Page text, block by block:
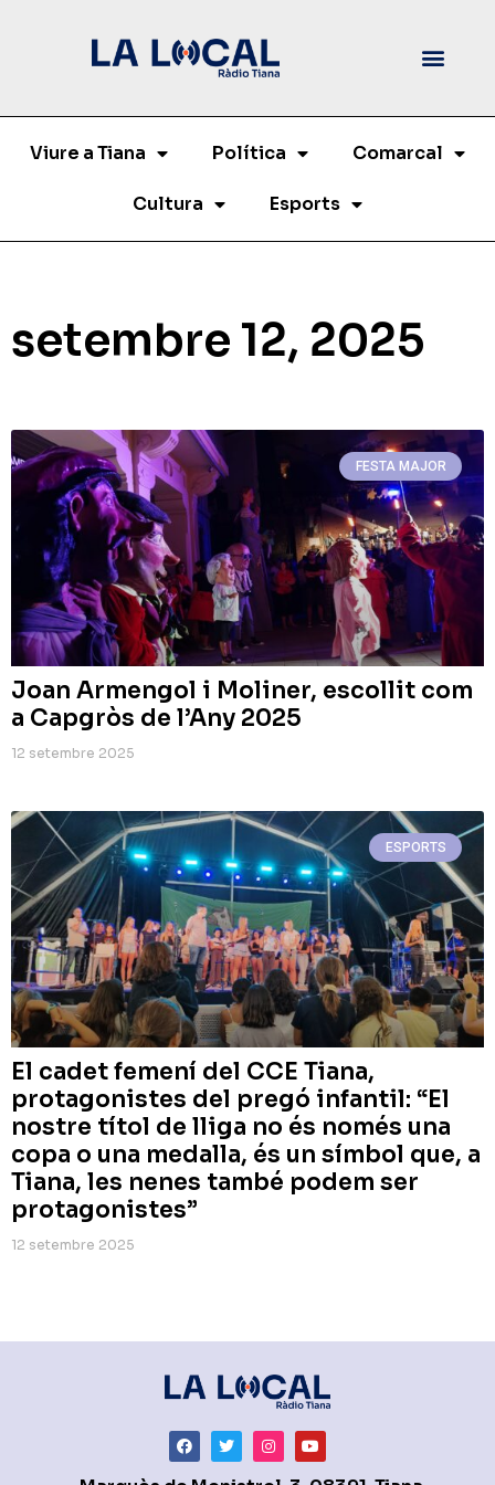
Viure a Tiana Política Comarcal
Cultura Esports
setembre 12, 2025
FESTA MAJOR
Joan Armengol i Moliner, escollit com
a Capgròs de l’Any 2025
12 setembre 2025
ESPORTS
El cadet femení del CCE Tiana,
protagonistes del pregó infantil: “El
nostre títol de lliga no és només una
copa o una medalla, és un símbol que, a
Tiana, les nenes també podem ser
protagonistes”
12 setembre 2025